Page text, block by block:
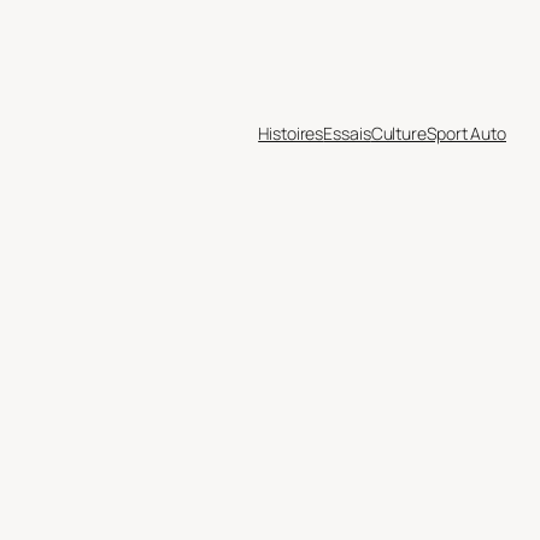
HistoiresEssaisCultureSport Auto